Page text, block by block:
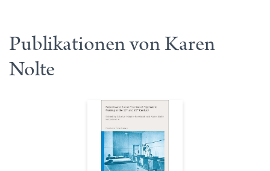
Publikationen von Karen
Nolte